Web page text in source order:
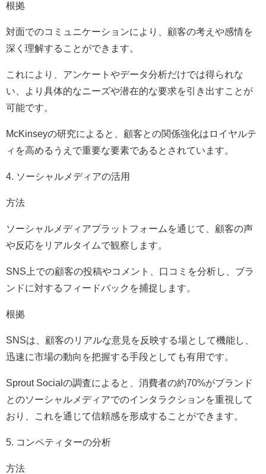
根拠
対面でのコミュニケーションにより、顧客の考えや感情を
深く理解することができます。
これにより、アンケートやデータ分析だけでは得られな
い、より具体的なニーズや潜在的な要求を引き出すことが
可能です。
McKinseyの研究によると、顧客との関係強化はロイヤルテ
ィを高めるうえで重要な要素であるとされています。
4. ソーシャルメディアの活用
方法
ソーシャルメディアプラットフォームを通じて、顧客の声
や反応をリアルタイムで観察します。
SNS上での顧客の投稿やコメント、口コミを分析し、ブラ
ンドに対するフィードバックを捕捉します。
根拠
SNSは、顧客のリアルな意見を反映する場として機能し、
迅速に市場の動向を把握する手段としても有用です。
Sprout Socialの調査によると、消費者の約70%がブランド
とのソーシャルメディアでのインタラクションを重視して
おり、これを通じて信頼感を形成することができます。
5. コンペティターの分析
方法